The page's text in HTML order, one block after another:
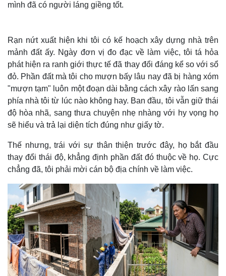
mình đã có người láng giềng tốt.
Rạn nứt xuất hiện khi tôi có kế hoạch xây dựng nhà trên
mảnh đất ấy. Ngày đơn vị đo đạc về làm việc, tôi tá hỏa
phát hiện ra ranh giới thực tế đã thay đổi đáng kể so với sổ
đỏ. Phần đất mà tôi cho mượn bấy lâu nay đã bị hàng xóm
"mượn tạm" luôn một đoạn dài bằng cách xây rào lấn sang
phía nhà tôi từ lúc nào không hay. Ban đầu, tôi vẫn giữ thái
độ hòa nhã, sang thưa chuyện nhẹ nhàng với hy vọng họ
sẽ hiểu và trả lại diện tích đúng như giấy tờ.
Thế nhưng, trái với sự thân thiện trước đây, họ bắt đầu
thay đổi thái độ, khẳng định phần đất đó thuộc về họ. Cực
chẳng đã, tôi phải mời cán bộ địa chính về làm việc.